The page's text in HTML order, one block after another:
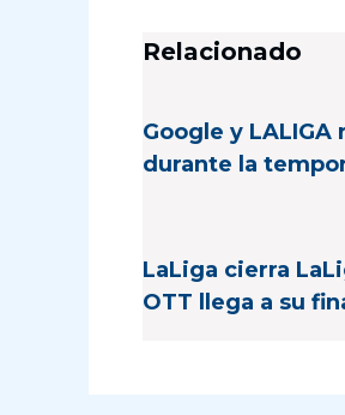
Relacionado
Google y
durante la
LaLiga cierra
OTT llega a su